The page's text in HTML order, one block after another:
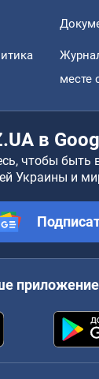
месте
в
чтобы быть
Украины и
приложение